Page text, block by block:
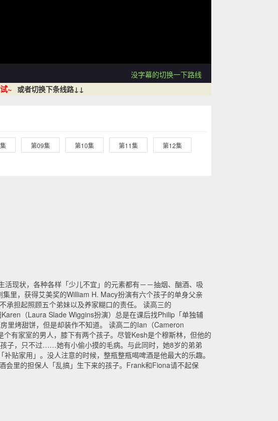
没字幕的切换一下路线
~ 或者切换下条线路↓↓
第09集 第10集 第11集 第12集
现状，各种各样「少儿不宜」的元素都有－－抽烟、酗酒、吸
里，获得艾美奖的William H. Macy扮演有六个孩子的单身父亲
承担起照顾五个弟妹以及养家糊口的责任。 读高三的
（Laura Slade Wiggins扮演）总是在课后找Philip「单独辅
里烤甜饼，但是却装作不知道。 读高二的Ian（Cameron
有家室的男人，膝下有两个孩子。尽管Kesh是个穆斯林，但他的
子，只不过……她有小偷小摸的毛病。与此同时，她8岁的弟弟
贴家用」。没人注意的时候，整瓶整瓶喝啤酒是他最大的乐趣。
里的担保人「乱搞」生下来的孩子。Frank和Fiona请不起保